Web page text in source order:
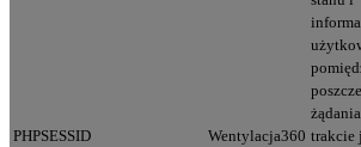
PHPSESSID Wentylacja360 trakcie